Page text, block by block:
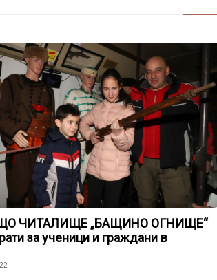
ЧИТАЛИЩЕ „БАЩИНО ОГНИЩЕ“
за ученици и граждани в